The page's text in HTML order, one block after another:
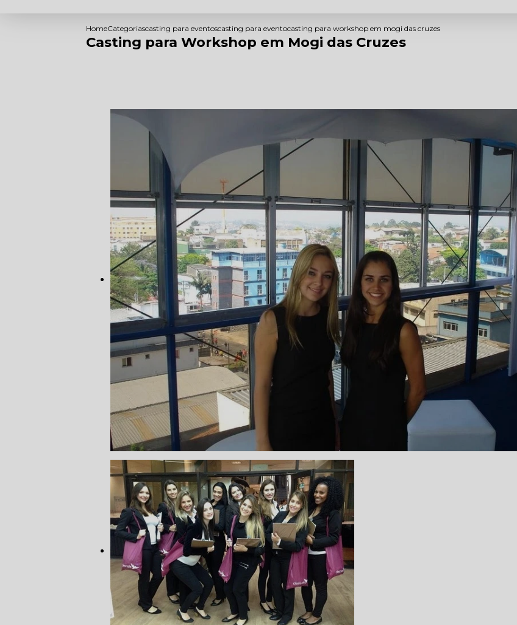
HomeCategoriascasting para eventoscasting para eventocasting para workshop em mogi das cruzes
Casting para Workshop em Mogi das Cruzes